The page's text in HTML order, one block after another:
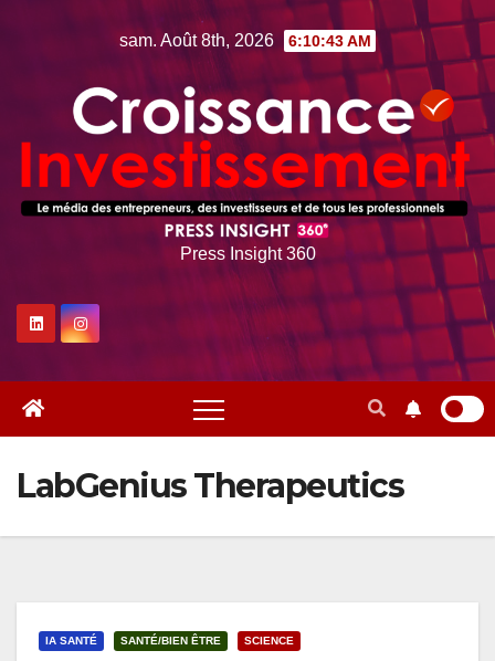
sam. Août 8th, 2026 6:10:44 AM
Press Insight 360
LabGenius Therapeutics
IA SANTÉ SANTÉ/BIEN ÊTRE SCIENCE